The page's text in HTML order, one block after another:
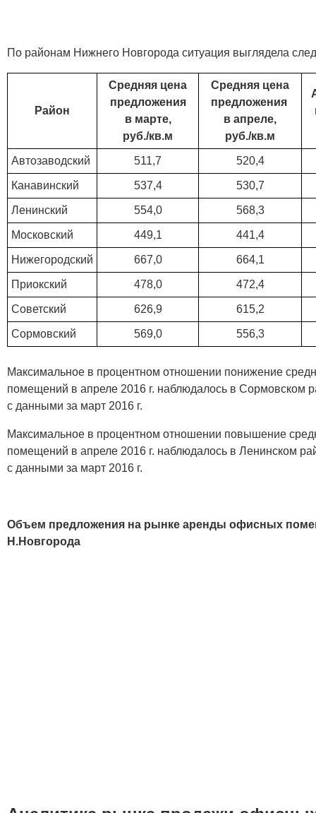
По районам Нижнего Новгорода ситуация выглядела
Район
Средняя цена
предложения
в марте,
руб./кв.м
Средняя цена
предложения
в апреле,
руб./кв.м
Автозаводский 511,7 520,4
Канавинский 537,4 530,7
Ленинский 554,0 568,3
Московский 449,1 441,4
Нижегородский 667,0 664,1
Приокский 478,0 472,4
Советский 626,9 615,2
Сормовский 569,0 556,3
Максимальное в процентном отношении понижение
помещений в апреле 2016 г. наблюдалось в Сормовском
с данными за март 2016 г.
Максимальное в процентном отношении повышение
помещений в апреле 2016 г. наблюдалось в Ленинском
с данными за март 2016 г.
Объем предложения на рынке аренды офисных
Н.Новгорода